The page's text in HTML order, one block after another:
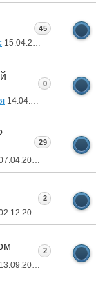
15.04.2020
45
14.04.2020
0
29
2
13.09.2019
2